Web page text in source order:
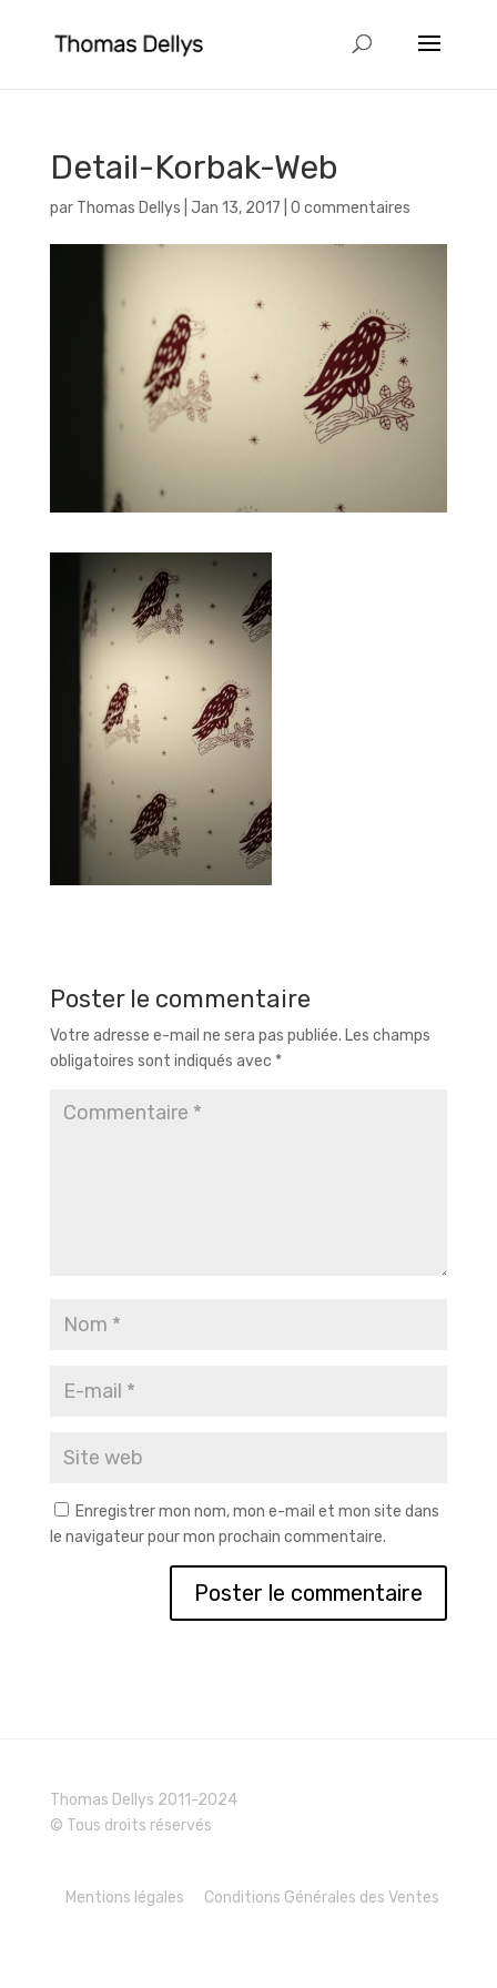
Detail-Korbak-Web
par Thomas Dellys Jan 13, 2017 0 commentaires
Poster le commentaire
Votre adresse e-mail ne sera pas publiée. Les champs
obligatoires sont indiqués avec *
Enregistrer mon nom, mon e-mail et mon site dans
le navigateur pour mon prochain commentaire.
Thomas Dellys 2011-2024
© Tous droits réservés
Mentions légales Conditions Générales des Ventes